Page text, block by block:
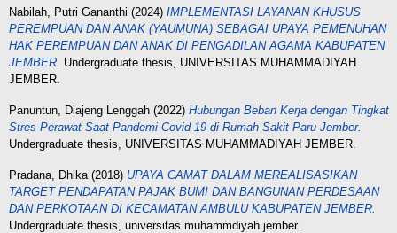
Nabilah, Putri Gananthi (2024) IMPLEMENTASI LAYANAN KHUSUS
PEREMPUAN DAN ANAK (YAUMUNA) SEBAGAI UPAYA PEMENUHAN
HAK PEREMPUAN DAN ANAK DI PENGADILAN AGAMA KABUPATEN
JEMBER. Undergraduate thesis, UNIVERSITAS MUHAMMADIYAH
JEMBER.
Panuntun, Diajeng Lenggah (2022) Hubungan Beban Kerja dengan Tingkat
Stres Perawat Saat Pandemi Covid 19 di Rumah Sakit Paru Jember.
Undergraduate thesis, UNIVERSITAS MUHAMMADIYAH JEMBER.
Pradana, Dhika(2018) UPAYA CAMAT DALAM MEREALISASIKAN
TARGET PENDAPATAN PAJAK BUMI DAN BANGUNAN PERDESAAN
DAN PERKOTAAN DI KECAMATAN AMBULU KABUPATEN JEMBER.
Undergraduate thesis, universitas muhammdiyah jember.